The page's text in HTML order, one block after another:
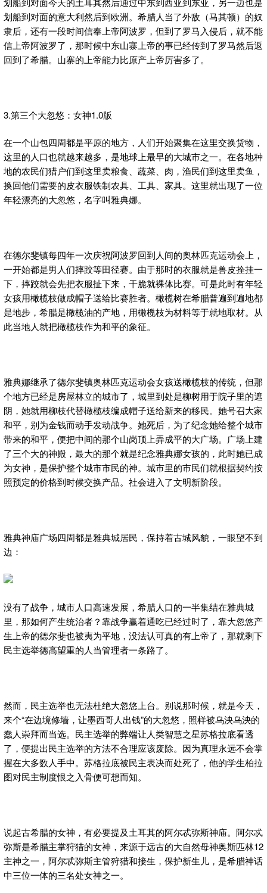
划船到对面的意大利然后到欧洲。希腊人当了外敌（马其顿）的奴
隶后，还有一段时间信奉上帝阿波罗，但到了罗马入侵后，就不能
信上帝阿波罗了，那时候中东山寨上帝的事已经传到了罗马然后返
回到了希腊。山寨的上帝能力比原产上帝厉害多了。
3.第三个大忽悠：女神1.0版
在一个山包四周都是平原的地方，人们开始聚集在这里交换货物，
这里的人口也就越来越多，是地球上最早的大城市之一。在各地种
地的农民们猎户们到这里卖粮食、蔬菜、肉，渔民们到这里卖鱼，
换回他们需要的皮衣服铁制农具、工具、家具。这里就出现了一位
年轻漂亮的大忽悠，名字叫雅典娜。
在德尔斐镇每四年一次庆祝阿波罗回到人间的奥林匹克运动会上，
一开始都是男人们摔跤等田径赛。由于那时的衣服就是兽皮拴挂一
下，摔跤就会先把衣服扯下来，干脆就裸体比赛。可是此时有年轻
女孩用橄榄枝做成帽子送给比赛胜者。橄榄树在希腊普遍到遍地都
是地步，希腊是橄榄油的产地，用橄榄枝为材料等于就地取材。从
此当地人就把橄榄枝作为和平的象征。
雅典娜继承了德尔斐镇奥林匹克运动会女孩送橄榄枝的传统，但那
个地方已经是房屋林立的城市了，城里到处是柳树用于院子里的遮
阴，她就用柳枝代替橄榄枝编成帽子送给新来的移民。她号召大家
和平，别为金钱而动手发动战争。她死后，为了纪念她给整个城市
带来的和平，便把中间的那个山岗顶上弄成平的大广场。广场上建
了三个大的神殿，最大的那个就是纪念雅典娜女孩的，此时她已成
为女神，是保护整个城市市民的神。城市里的市民们就根据契约按
照预定的价格到时候交换产品。社会进入了文明新阶段。
雅典神庙广场四周都是雅典城居民，保持着古城风貌，一眼望不到
边：
没有了战争，城市人口高速发展，希腊人口的一半集结在雅典城
里，那如何产生统治者？靠战争赢着通吃已经过时了，靠大忽悠产
生上帝的德尔斐也被夷为平地，没法认可真的有上帝了，那就剩下
民主选举德高望重的人当管理者一条路了。
然而，民主选举也无法杜绝大忽悠上台。别说那时候，就是今天，
来个“在边境修墙，让墨西哥人出钱”的大忽悠，照样被乌泱乌泱的
蠢人崇拜而当选。民主选举的弊端让人类智慧之星苏格拉底看透
了，便提出民主选举的方法不合理应该废除。因为真理永远不会掌
握在大多数人手中。苏格拉底被民主表决而处死了，他的学生柏拉
图对民主制度恨之入骨便可想而知。
说起古希腊的女神，有必要提及土耳其的阿尔忒弥斯神庙。阿尔忒
弥斯是希腊主掌狩猎的女神，来源于远古的大自然母神奥斯匹林12
主神之一，阿尔忒弥斯主管狩猎和接生，保护新生儿，是希腊神话
中三位一体的三名处女神之一。